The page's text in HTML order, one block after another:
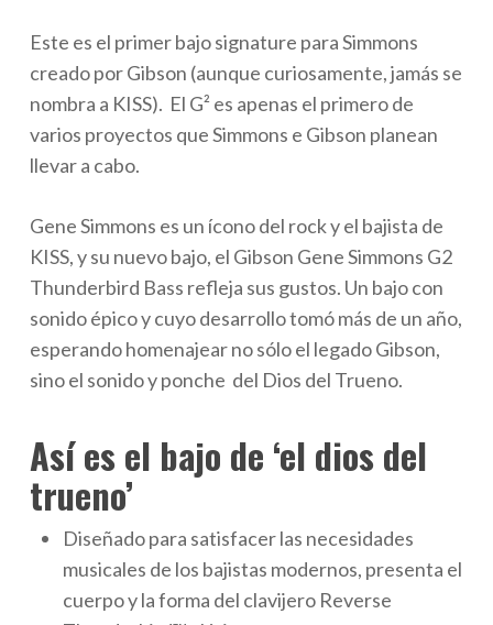
Este es el primer bajo signature para Simmons
creado por Gibson (aunque curiosamente, jamás se
nombra a KISS). El G² es apenas el primero de
varios proyectos que Simmons e Gibson planean
llevar a cabo.
Gene Simmons es un ícono del rock y el bajista de
KISS, y su nuevo bajo, el Gibson Gene Simmons G2
Thunderbird Bass refleja sus gustos. Un bajo con
sonido épico y cuyo desarrollo tomó más de un año,
esperando homenajear no sólo el legado Gibson,
sino el sonido y ponche del Dios del Trueno.
Así es el bajo de ‘el dios del
trueno’
Diseñado para satisfacer las necesidades
musicales de los bajistas modernos, presenta el
cuerpo y la forma del clavijero Reverse